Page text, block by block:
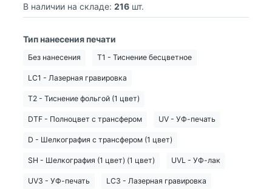
В наличии на складе: 216 шт.
Тип нанесения печати
Без нанесения T1 - Тиснение бесцветное
LC1 - Лазерная гравировка
T2 - Тиснение фольгой (1 цвет)
DTF - Полноцвет с трансфером UV - УФ-печать
D - Шелкография с трансфером (1 цвет)
SH - Шелкография (1 цвет) (1 цвет) UVL - УФ-лак
UV3 - УФ-печать LC3 - Лазерная гравировка